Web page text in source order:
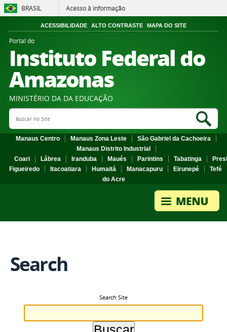
BRASIL Acesso à informação
ACESSIBILIDADE ALTO CONTRASTE MAPA DO SITE
Portal do
Instituto Federal do
Amazonas
MINISTÉRIO DA DA EDUCAÇÃO
Search Site
Manaus Centro Manaus Zona Leste
São Gabriel da Cachoeira
Manaus Distrito Industrial
Coari
Lábrea Iranduba Maués Parintins Tabatinga
Figueiredo
Itacoatiara Humaitá Manacapuru Eirunepé
Tefé
do Acre
Search
Search Site